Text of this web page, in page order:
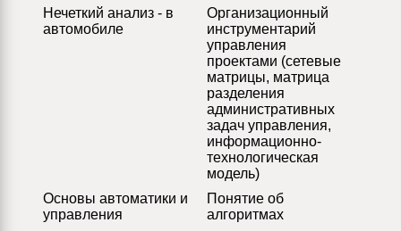
Нечеткий анализ - в
автомобиле
Организационный
инструментарий
управления
проектами (сетевые
матрицы, матрица
разделения
административных
задач управления,
информационно-
технологическая
модель)
Основы автоматики и
управления
Понятие об
алгоритмах